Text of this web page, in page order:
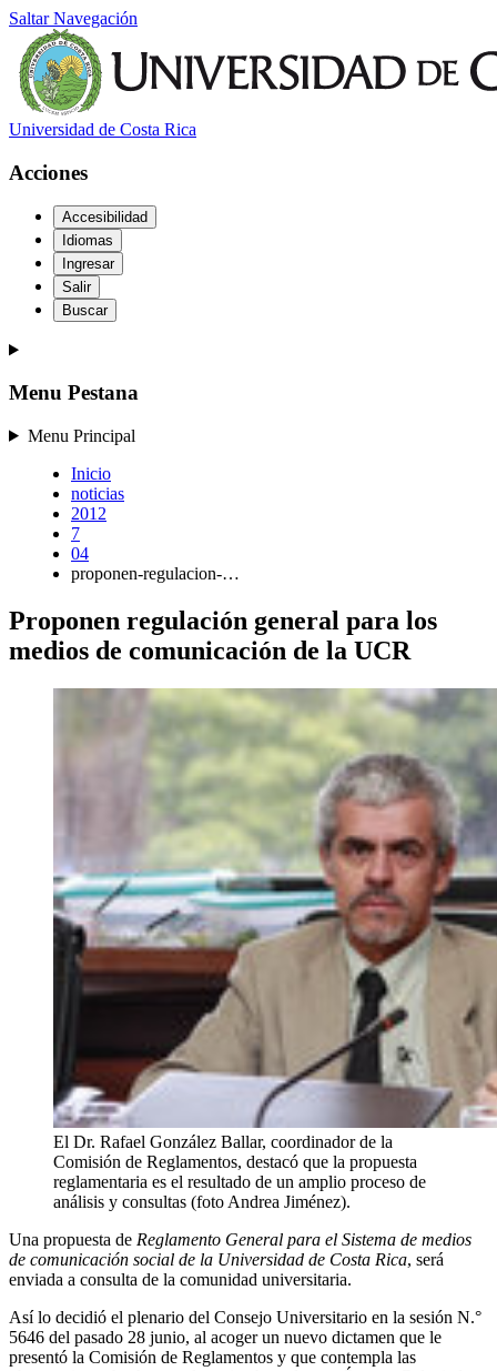
Saltar Navegación
Universidad de Costa Rica
Acciones
Accesibilidad
Idiomas
Ingresar
Salir
Buscar
Menu Pestana
Menu Principal
Inicio
noticias
2012
7
04
proponen-regulacion-…
Proponen regulación general para los
medios de comunicación de la UCR
El Dr. Rafael González Ballar, coordinador de la
Comisión de Reglamentos, destacó que la propuesta
reglamentaria es el resultado de un amplio proceso de
análisis y consultas (foto Andrea Jiménez).
Una propuesta de Reglamento General para el Sistema de medios
de comunicación social de la Universidad de Costa Rica, será
enviada a consulta de la comunidad universitaria.
Así lo decidió el plenario del Consejo Universitario en la sesión N.°
5646 del pasado 28 junio, al acoger un nuevo dictamen que le
presentó la Comisión de Reglamentos y que contempla las